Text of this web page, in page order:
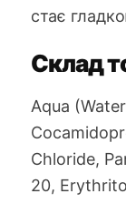
стає
Склад
Aqua
Chloride,
20,